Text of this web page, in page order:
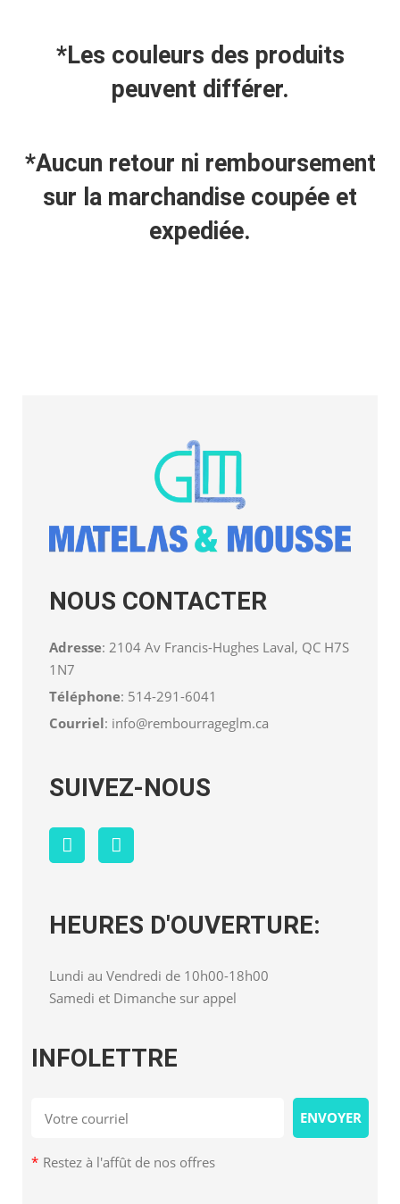
*Les couleurs des produits
peuvent différer.
*Aucun retour ni remboursement
sur la marchandise coupée et
expediée.
NOUS CONTACTER
Adresse: 2104 Av Francis-Hughes Laval, QC H7S
1N7
Téléphone: 514-291-6041
Courriel: info@rembourrageglm.ca
SUIVEZ-NOUS
HEURES D'OUVERTURE:
Lundi au Vendredi de 10h00-18h00
Samedi et Dimanche sur appel
INFOLETTRE
* Restez à l'affût de nos offres